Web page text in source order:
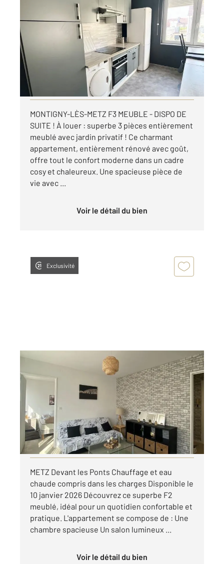
, 3 pièces
Ref : 28563
Appartement F3 à louer
925 €
par mois charges comprises
Visiter le site dédié
MONTIGNY-LÈS-METZ F3 MEUBLE - DISPO DE
SUITE ! À louer : superbe 3 pièces entièrement
meublé avec jardin privatif ! Ce charmant
appartement, entièrement rénové avec goût,
offre tout le confort moderne dans un cadre
cosy et chaleureux. Une spacieuse pièce de
vie avec ...
Voir le détail du bien
Exclusivité
43,04 m
Ref : 28623
Appartement F2 à louer
730 €
par mois charges comprises
Visiter le site dédié
METZ Devant les Ponts Chauffage et eau
chaude compris dans les charges Disponible le
10 janvier 2026 Découvrez ce superbe F2
meublé, idéal pour un quotidien confortable et
pratique. L'appartement se compose de : Une
chambre spacieuse Un salon lumineux ...
Voir le détail du bien